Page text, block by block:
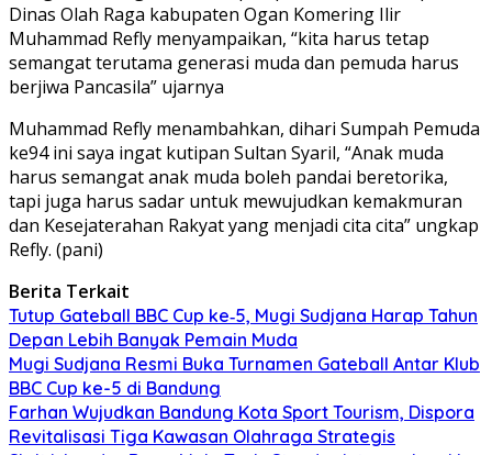
Dinas Olah Raga kabupaten Ogan Komering Ilir
Muhammad Refly menyampaikan, “kita harus tetap
semangat terutama generasi muda dan pemuda harus
berjiwa Pancasila” ujarnya
Muhammad Refly menambahkan, dihari Sumpah Pemuda
ke94 ini saya ingat kutipan Sultan Syaril, “Anak muda
harus semangat anak muda boleh pandai beretorika,
tapi juga harus sadar untuk mewujudkan kemakmuran
dan Kesejaterahan Rakyat yang menjadi cita cita” ungkap
Refly. (pani)
Berita Terkait
Tutup Gateball BBC Cup ke‑5, Mugi Sudjana Harap Tahun
Depan Lebih Banyak Pemain Muda
Mugi Sudjana Resmi Buka Turnamen Gateball Antar Klub
BBC Cup ke-5 di Bandung
Farhan Wujudkan Bandung Kota Sport Tourism, Dispora
Revitalisasi Tiga Kawasan Olahraga Strategis